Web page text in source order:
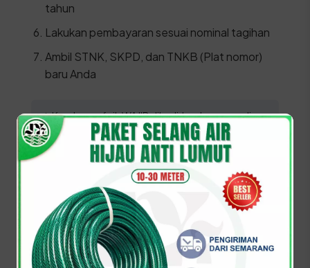
tahun
Lakukan pembayaran sesuai nominal tagihan
Ambil STNK, SKPD, dan TNKB (Plat nomor)
baru Anda
⚠️ Kendaraan fisik WAJIB dihadirkan langsung di
lokasi SAMSAT untuk proses gesek nomor rangka
dan nomor mesin sebagai syarat mutlak
penerbitan plat baru.
Prosedur Balik Nama
Kendaraan (BBN II) di Kota
Langsa